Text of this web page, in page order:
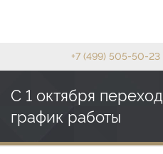
+7 (499) 505-50-23
С 1 октября
график работы